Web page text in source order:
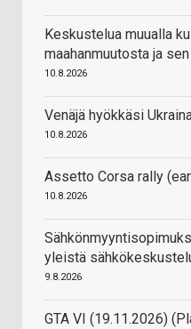
Keskustelua muualla
maahanmuutosta ja
10.8.2026
Venäjä hyökkäsi
10.8.2026
Assetto Corsa rally
10.8.2026
yleistä
9.8.2026
GTA VI (19.11.2026)